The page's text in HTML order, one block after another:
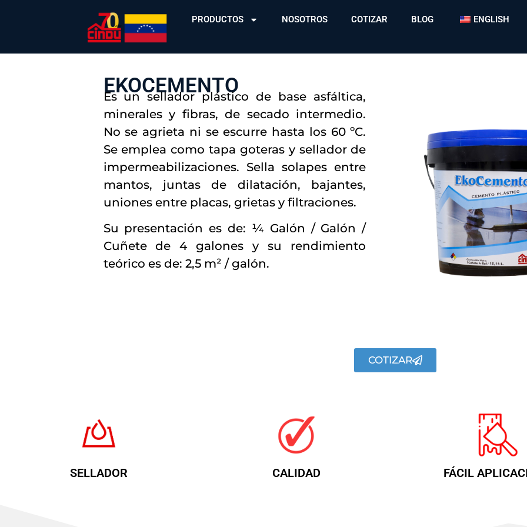
PRODUCTOS NOSOTROS COTIZAR BLOG ENGLISH
EKOCEMENTO
Es un sellador plástico de base asfáltica,
minerales y fibras, de secado intermedio.
No se agrieta ni se escurre hasta los 60 ºC.
Se emplea como tapa goteras y sellador de
impermeabilizaciones. Sella solapes entre
mantos, juntas de dilatación, bajantes,
uniones entre placas, grietas y filtraciones.
Su presentación es de: ¼ Galón / Galón /
Cuñete de 4 galones y su rendimiento
teórico es de: 2,5 m² / galón.
COTIZAR
SELLADOR CALIDAD FÁCIL